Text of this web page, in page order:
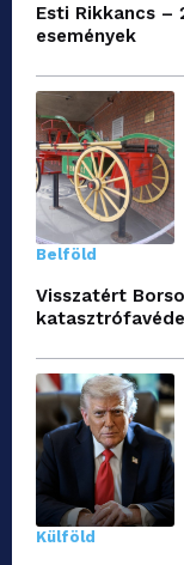
Esti Rikkancs –
események
Belföld
Visszatért
Külföld